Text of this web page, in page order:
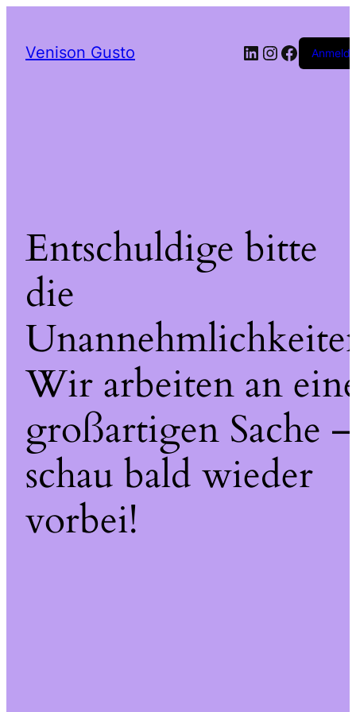
Venison Gusto LinkedIn
Instagram
Entschuldige bitte
die
Wir arbeiten an
großartigen Sache –
schau bald wieder
vorbei!